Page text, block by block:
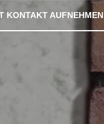
KONTAKT AUFNEHMEN